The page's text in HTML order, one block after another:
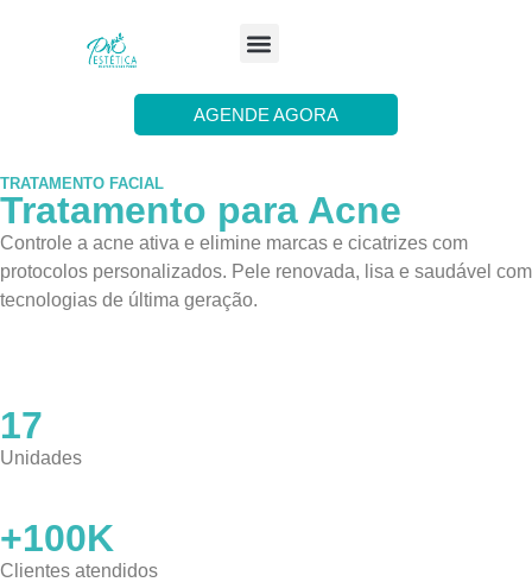
AGENDE AGORA
TRATAMENTO FACIAL
Tratamento para Acne
Controle a acne ativa e elimine marcas e cicatrizes com
protocolos personalizados. Pele renovada, lisa e saudável com
tecnologias de última geração.
17
Unidades
+100K
Clientes atendidos